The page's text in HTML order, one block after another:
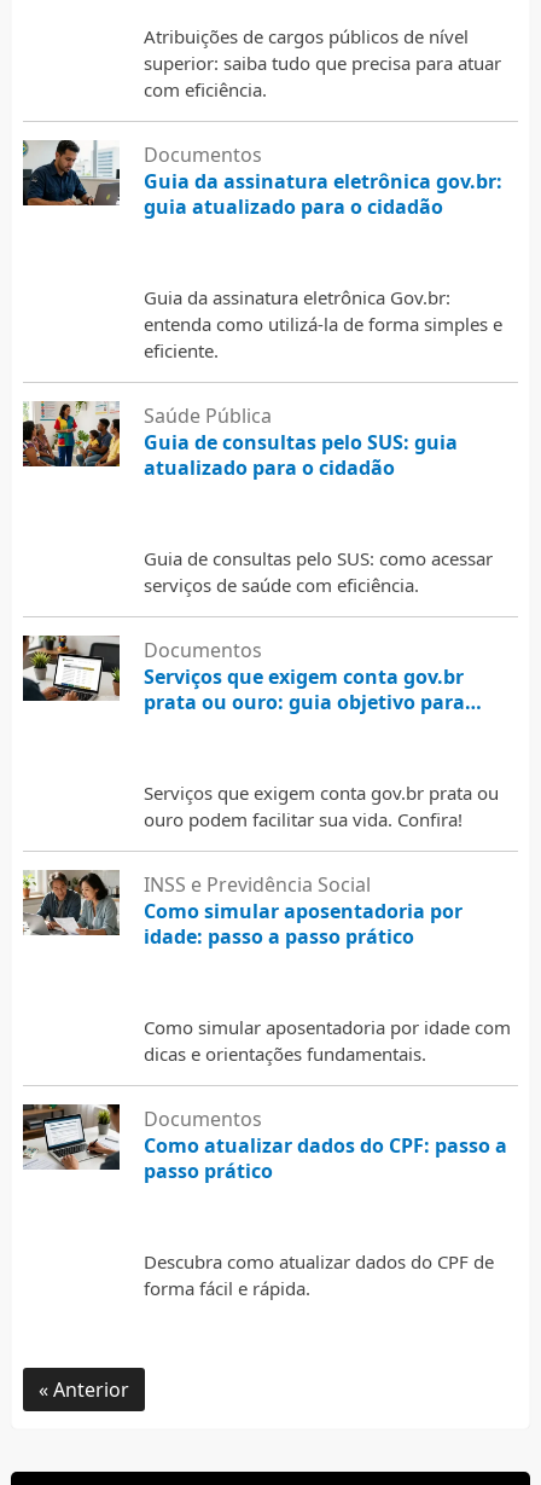
Atribuições de cargos públicos de nível
superior: saiba tudo que precisa para atuar
com eficiência.
Documentos
Guia da assinatura eletrônica gov.br:
guia atualizado para o cidadão
Guia da assinatura eletrônica Gov.br:
entenda como utilizá-la de forma simples e
eficiente.
Saúde Pública
Guia de consultas pelo SUS: guia
atualizado para o cidadão
Guia de consultas pelo SUS: como acessar
serviços de saúde com eficiência.
Documentos
Serviços que exigem conta gov.br
prata ou ouro: guia objetivo para
Serviços que exigem conta gov.br prata ou
ouro podem facilitar sua vida. Confira!
INSS e Previdência Social
Como simular aposentadoria por
idade: passo a passo prático
Como simular aposentadoria por idade com
dicas e orientações fundamentais.
Documentos
Como atualizar dados do CPF: passo a
passo prático
Descubra como atualizar dados do CPF de
forma fácil e rápida.
Anterior